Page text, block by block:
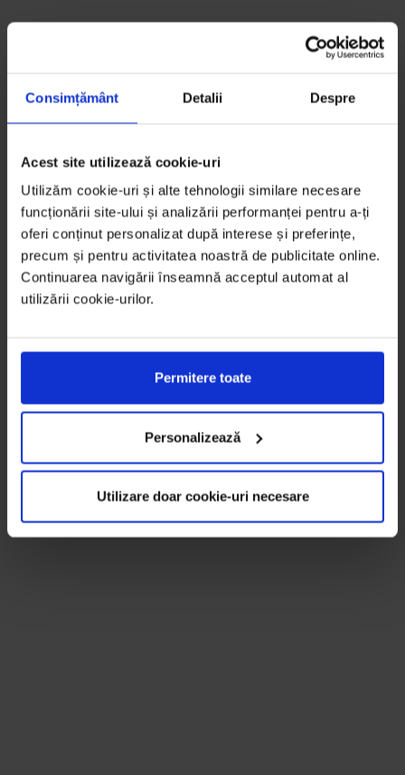
Consimțământ Detalii Despre
Acest site utilizează cookie-uri
Utilizăm cookie-uri și alte tehnologii similare necesare
funcționării site-ului și analizării performanței pentru a-ți
oferi conținut personalizat după interese și preferințe,
precum și pentru activitatea noastră de publicitate online.
Continuarea navigării înseamnă acceptul automat al
utilizării cookie-urilor.
Permitere toate
Personalizează
Utilizare doar cookie-uri necesare